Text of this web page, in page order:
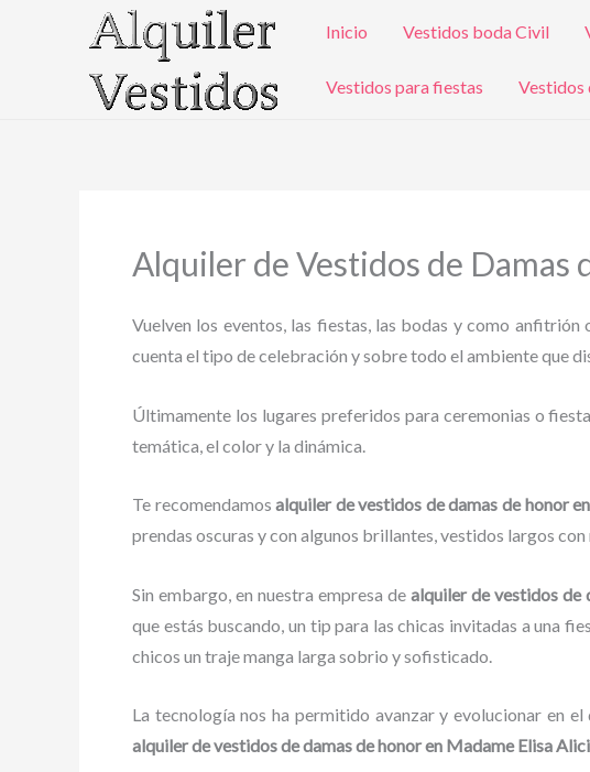
Inicio Vestidos boda Civil
Vestidos para fiestas Vestidos
Alquiler de Vestidos de Damas
Vuelven los eventos, las fiestas, las bodas y como
cuenta el tipo de celebración y sobre todo el ambiente que
Últimamente los lugares preferidos para ceremonias o
temática, el color y la dinámica.
Te recomendamosalquiler de vestidos de damas de honor
prendas oscuras y con algunos brillantes, vestidos largos
Sin embargo, en nuestra empresa de alquiler de vestidos de
que estás buscando, un tip para las chicas invitadas a una
chicos un traje manga larga sobrio y sofisticado.
La tecnología nos ha permitido avanzar y evolucionar en
alquiler de vestidos de damas de honoren Madame Elisa